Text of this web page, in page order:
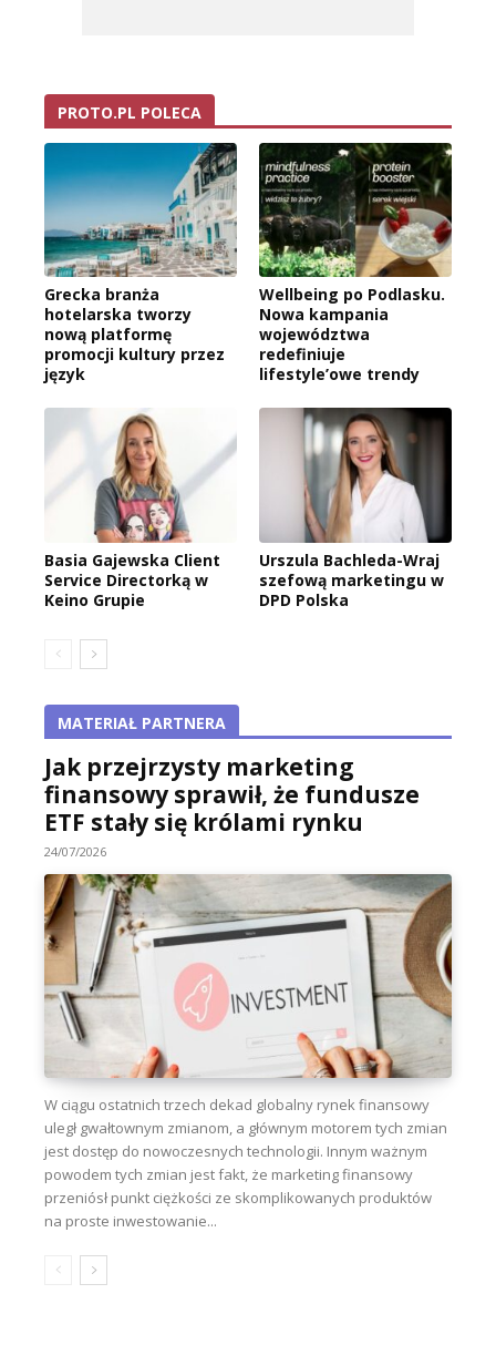
PROTO.PL POLECA
Grecka branża
hotelarska tworzy
nową platformę
promocji kultury przez
język
Wellbeing po Podlasku.
Nowa kampania
województwa
redefiniuje
lifestyle’owe trendy
Basia Gajewska Client
Service Directorką w
Keino Grupie
Urszula Bachleda-Wraj
szefową marketingu w
DPD Polska
MATERIAŁ PARTNERA
Jak przejrzysty marketing
finansowy sprawił, że fundusze
ETF stały się królami rynku
24/07/2026
W ciągu ostatnich trzech dekad globalny rynek finansowy
uległ gwałtownym zmianom, a głównym motorem tych zmian
jest dostęp do nowoczesnych technologii. Innym ważnym
powodem tych zmian jest fakt, że marketing finansowy
przeniósł punkt ciężkości ze skomplikowanych produktów
na proste inwestowanie...